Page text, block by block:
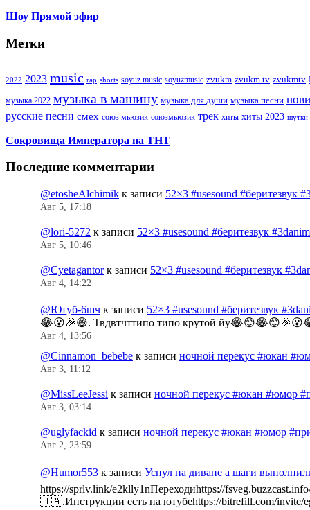
Шоу Прямой эфир
Метки
2022 2023 music rap shorts soyuz music soyuzmusic zvukm zvukm tv zvukmtv
музыка 2022 музыка в машину музыка для души музыка песни
русские песни смех союз мьюзик союзмьюзик трек хиты хиты 2023 шутки
Сокровища Императора на ТНТ
Последние комментарии
@etosheAlchimik к записи 52×3 #usesound
Авг 5, 17:18
@lori-5272 к записи 52×3 #usesound #беритезвук
Авг 5, 10:46
@Cyetagantorк записи 52×3 #usesound #беритезвук
Авг 4, 14:22
@Ютуб-6шч к записи 52×3 #usesound #беритезвук
😂😮🎉😅. Твдвтчттипо типо крутой
Авг 4, 13:56
@Cinnamon_bebebe к записи ночной перекус #юкан
Авг 3, 11:12
@MissLeeJessi к записи ночной перекус #юкан #юмор
Авг 3, 03:14
@uglyfackid к записи ночной перекус #юкан #юмор
Авг 2, 23:59
@Humor553 к записи Уснул на диване а шаги
https://sprlv.link/e2klly1nПереходиhttps://
🇺🇦.Инструкции есть на ютубеhttps://bitrefill.com/invite/